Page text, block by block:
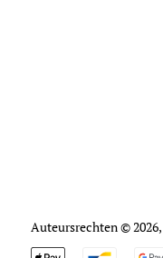
Auteursrechten © 2026,